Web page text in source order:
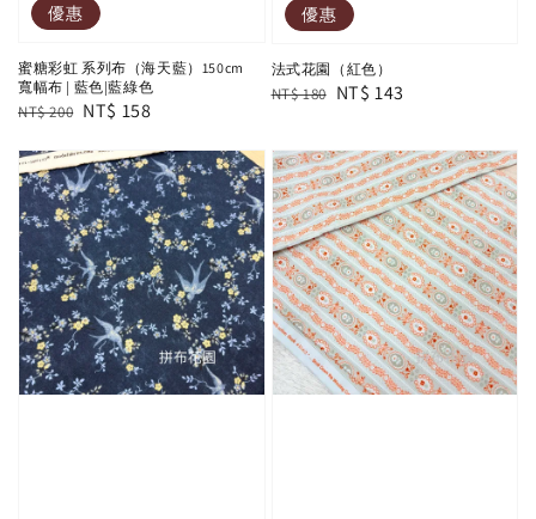
優惠
蜜糖彩虹 系列布（海天藍）150cm
寬幅布 | 藍色|藍綠色
Regular
NT$ 200 Sale
NT$ 158
優惠
法式花園（紅色）
Regular
NT$ 180 Sale
NT$ 143